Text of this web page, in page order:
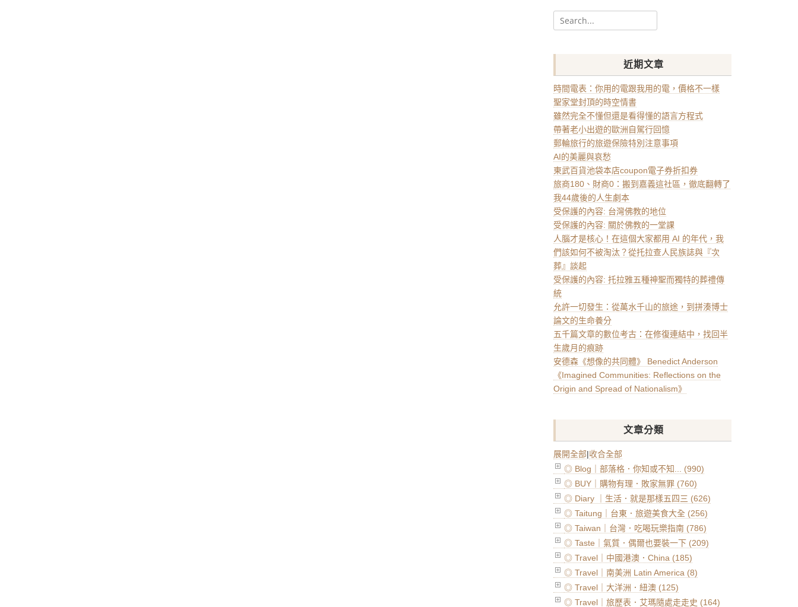
Search
for:
近期文章
時間電表：你用的電跟我用的電，價格不一樣
聖家堂封頂的時空情書
雖然完全不懂但還是看得懂的語言方程式
帶著老小出遊的歐洲自駕行回憶
郵輪旅行的旅遊保險特別注意事項
AI的美麗與哀愁
東武百貨池袋本店coupon電子券折扣券
旅商180、財商0：搬到嘉義這社區，徹底翻轉了
我44歲後的人生劇本
受保護的內容: 台灣佛教的地位
受保護的內容: 關於佛教的一堂課
人腦才是核心！在這個大家都用 AI 的年代，我
們該如何不被淘汰？從托拉查人民族誌與『次
葬』談起
受保護的內容: 托拉雅五種神聖而獨特的葬禮傳
統
允許一切發生：從萬水千山的旅途，到拼湊博士
論文的生命養分
五千篇文章的數位考古：在修復連結中，找回半
生歲月的痕跡
安德森《想像的共同體》 Benedict Anderson
《Imagined Communities: Reflections on the
Origin and Spread of Nationalism》
文章分類
展開全部|收合全部
◎ Blog｜部落格．你知或不知... (990)
◎ BUY｜購物有理．敗家無罪 (760)
◎ Diary ｜生活．就是那樣五四三 (626)
◎ Taitung｜台東．旅遊美食大全 (256)
◎ Taiwan｜台灣．吃喝玩樂指南 (786)
◎ Taste｜氣質．偶爾也要裝一下 (209)
◎ Travel｜中國港澳．China (185)
◎ Travel｜南美洲 Latin America (8)
◎ Travel｜大洋洲．紐澳 (125)
◎ Travel｜旅歷表．艾瑪隨處走走史 (164)